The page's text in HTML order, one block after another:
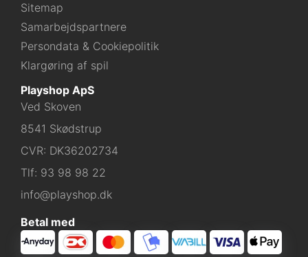
Sitemap
Samarbejdspartnere
Persondata & Cookiepolitik
Klargøring af spil
Playshop ApS
Ved Skoven
8541 Skødstrup
CVR: DK36202734
Tlf: 93 98 98 22
info@playshop.dk
Betal med